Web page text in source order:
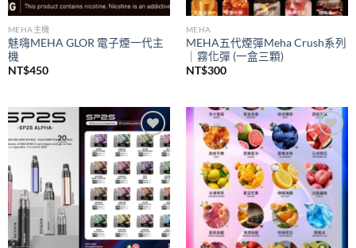
MEHA主機
魅嗨MEHA GLOR 電子煙一代主
機
NT$450
MEHA
MEHA五代煙彈Meha Crush系列
｜霧化彈 (一盒三顆)
NT$300
Add to
wishlist
Add to
wishlist